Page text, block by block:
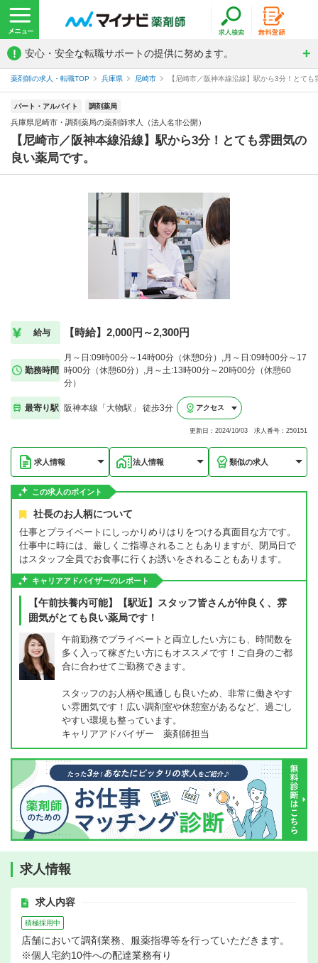
! 安心・安全な転職サポートの提供に努めます。
薬剤師の求人・転職TOP 兵庫県 尼崎市 【尼崎市／阪神本線沿線】駅から3分！とて
パート・アルバイト 調剤薬局
兵庫県尼崎市・調剤薬局の薬剤師求人（法人名非公開）
【尼崎市／阪神本線沿線】駅から3分！とても雰囲気の
良い薬局です。
給与 【時給】2,000円～2,300円
勤務時間
月～日:09時00分～14時00分（休憩0分）,月～日:09時00分～17
時00分（休憩60分）,月～土:13時00分～20時00分（休憩60
分）
最寄り駅 阪神本線「大物駅」 徒歩3分 アクセス
更新日：2024/10/03 求人番号：250151
求人情報 法人情報 類似の求人
この求人のポイント
社長のお人柄について
仕事とプライベートにしっかりめりはりをつける真面目な方です。
仕事中に時には、厳しくご指導されることもありますが、閉局日で
はスタッフ全員でお食事に行くお誘いをされることもあります。
キャリアアドバイザーのレポート
【午前扶養内可能】【駅近】スタッフ皆さんが仲良く、雰
囲気がとても良い薬局です！
午前勤務でプライベートと両立したい方にも、時間数を
多く入って稼ぎたい方にもオススメです！ご自身のご都
合に合わせてご勤務できます。
スタッフのお人柄や風通しも良いため、非常に働きやす
い雰囲気です！広い調剤室や休憩室があるなど、過ごし
やすい環境も整っています。
キャリアアドバイザー 薬剤師担当
求人情報
求人内容
積極採用中
店舗において調剤業務、服薬指導等を行っていただきます。
※個人宅約10件への配達業務有り